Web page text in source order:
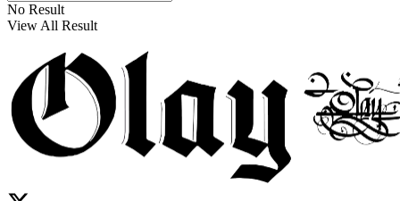
No Result
View All Result